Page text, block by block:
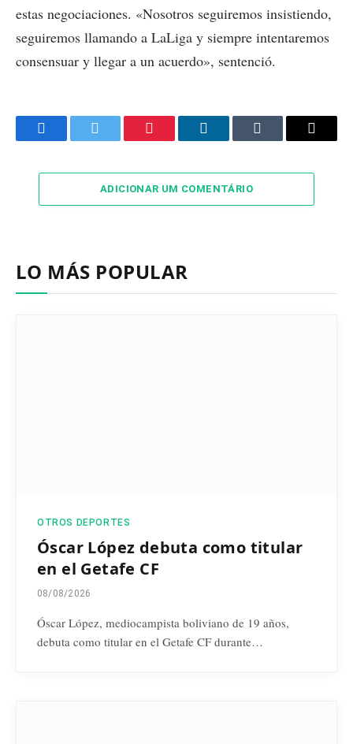
estas negociaciones. «Nosotros seguiremos insistiendo,
seguiremos llamando a LaLiga y siempre intentaremos
consensuar y llegar a un acuerdo», sentenció.
FacebookTwitter Pinterest LinkedInTumblr Email
ADICIONAR UM COMENTÁRIO
LO MÁS POPULAR
OTROS DEPORTES
Óscar López debuta como titular
en el Getafe CF
08/08/2026
Óscar López, mediocampista boliviano de 19 años,
debuta como titular en el Getafe CF durante…